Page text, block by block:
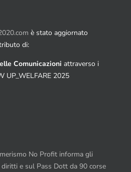
è stato aggiornato
di:
Comunicazioni attraverso i
UP_WELFARE 2025
No Profit informa gli
e sul Pass Dott da 90 corse